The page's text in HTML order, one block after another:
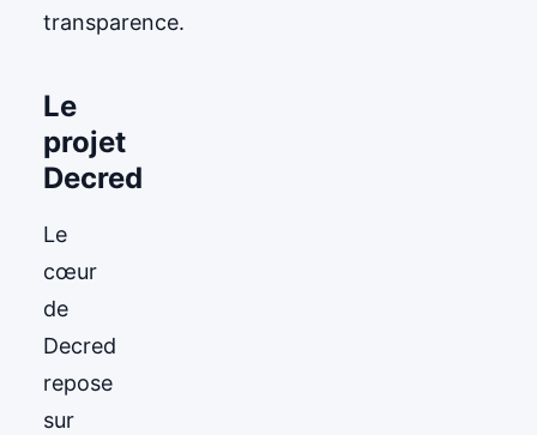
transparence.
Le
projet
Decred
Le
cœur
de
Decred
repose
sur